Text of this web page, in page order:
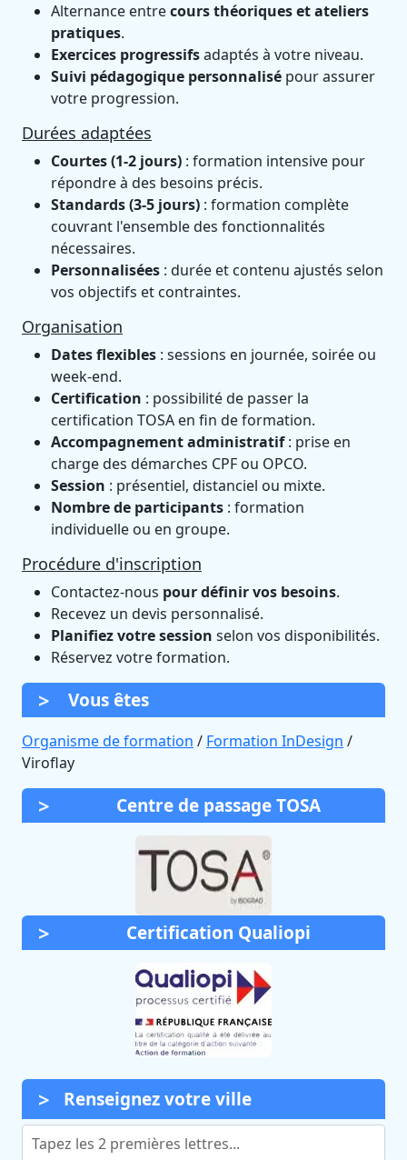
Alternance entrecours théoriques et ateliers
pratiques.
Exercices progressifsadaptés à votre niveau.
Suivi pédagogique personnalisé pour assurer
votre progression.
Durées adaptées
Courtes (1-2 jours) : formation intensive pour
répondre à des besoins précis.
Standards (3-5 jours) : formation complète
couvrant l'ensemble des fonctionnalités
nécessaires.
Personnalisées : durée et contenu ajustés selon
vos objectifs et contraintes.
Organisation
Dates flexibles : sessions en journée, soirée ou
week-end.
Certification : possibilité de passer la
certification TOSA en fin de formation.
Accompagnement administratif: prise en
charge des démarches CPF ou OPCO.
Session : présentiel, distanciel ou mixte.
Nombre de participants : formation
individuelle ou en groupe.
Procédure d'inscription
Contactez-nous pour définir vos besoins.
Recevez un devis personnalisé.
Planifiez votre session selon vos disponibilités.
Réservez votre formation.
Vous êtes
Organisme de formation / Formation InDesign /
Viroflay
Centre de passage TOSA
Certification Qualiopi
Renseignez votre ville